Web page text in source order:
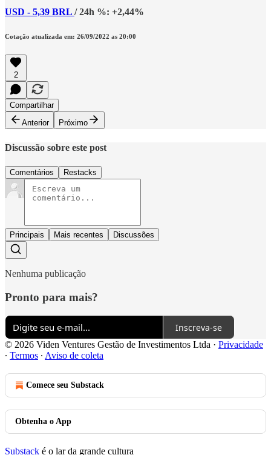
USD - 5,39 BRL / 24h %: +2,44%
Cotação atualizada em: 26/09/2022 as 20:00
2
Compartilhar
Anterior
Próximo
Discussão sobre este post
Comentários Restacks
Principais Mais recentes Discussões
Nenhuma publicação
Pronto para mais?
Inscreva-se
© 2026 Viden Ventures Gestão de Investimentos Ltda · Privacidade
∙ Termos ∙ Aviso de coleta
Comece seu Substack
Obtenha o App
Substack é o lar da grande cultura